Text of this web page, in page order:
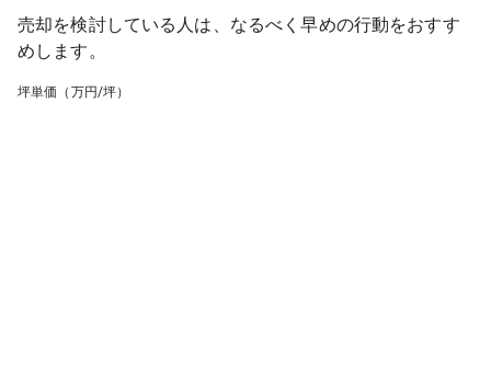
売却を検討している人は、なるべく早めの行動をおすす
めします。
坪単価（万円/坪）